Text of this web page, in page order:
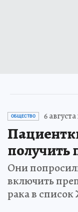
ОБЩЕСТВО 6 августа
получить
Они
включить
рака в